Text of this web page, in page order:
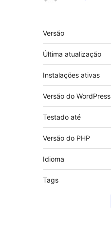
Meta
Versão
Última atualização
Instalações ativas
Versão do WordPress
Testado até
Versão do PHP
Idioma
Tags